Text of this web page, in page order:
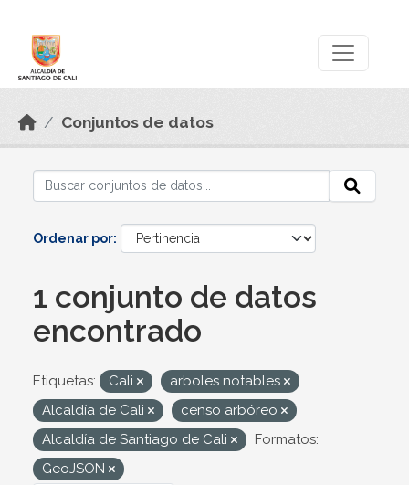
Conjuntos de datos
Ordenar por
1 conjunto de datos
encontrado
Etiquetas: Cali
arboles notables
Alcaldía de Cali
censo arbóreo
Alcaldía de Santiago de Cali
Formatos:
GeoJSON